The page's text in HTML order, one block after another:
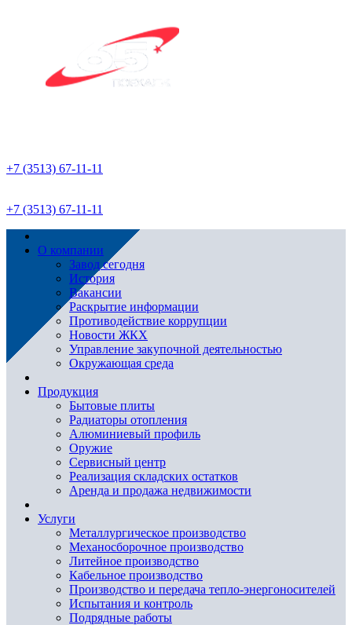
+7 (3513) 67-11-11
+7 (3513) 67-11-11
О компании
Завод сегодня
История
Вакансии
Раскрытие информации
Противодействие коррупции
Новости ЖКХ
Управление закупочной деятельностью
Окружающая среда
Продукция
Бытовые плиты
Радиаторы отопления
Алюминиевый профиль
Оружие
Сервисный центр
Реализация складских остатков
Аренда и продажа недвижимости
Услуги
Металлургическое производство
Механосборочное производство
Литейное производство
Кабельное производство
Производство и передача тепло-энергоносителей
Испытания и контроль
Подрядные работы